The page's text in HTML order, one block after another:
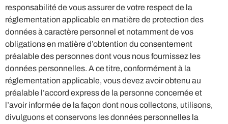
responsabilité de vous assurer de votre respect de la
réglementation applicable en matière de protection des
données à caractère personnel et notamment de vos
obligations en matière d’obtention du consentement
préalable des personnes dont vous nous fournissez les
données personnelles. A ce titre, conformément à la
réglementation applicable, vous devez avoir obtenu au
préalable l’accord express de la personne concernée et
l’avoir informée de la façon dont nous collectons, utilisons,
divulguons et conservons les données personnelles la